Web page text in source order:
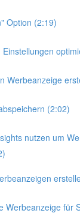
Option (2:19)
Werbeanzeige
(2:02)
nutzen um
Werbeanzeige für